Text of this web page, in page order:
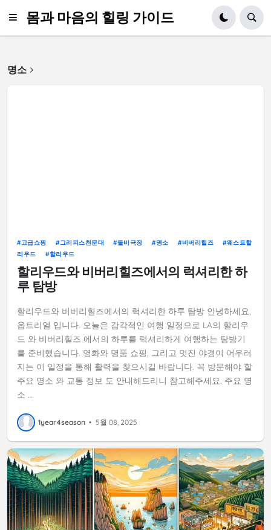
몸과 마음의 힐링 가이드
명소
고급쇼핑 그리피스천문대 돌비극장 명소 비버리힐즈
웨스트할
리우드
할리우드
할리우드와 비버리힐즈에서의 럭셔리한 하
루 탐방
할리우드와 비버리힐즈에서의 럭셔리한 하루 탐방 안녕하세요,
옵트리얼 입니다. 오늘은 감각적인 여행 일정으로 LA의 할리우
드 와 비버리힐즈 에서의 하루를 럭셔리하게 여행하는 탐방기
를 준비했습니다. 영화와 명품 쇼핑, 그리고 멋진 야경이 어우러
지는 이 일정을 통해 활력을 찾으시길 바랍니다. 꼭 방문해야 할
주요 명소 와 교통 정보 도 안내해드리니 참고해주세요. 주요 명
소 …
1year4season • 5월 08, 2025